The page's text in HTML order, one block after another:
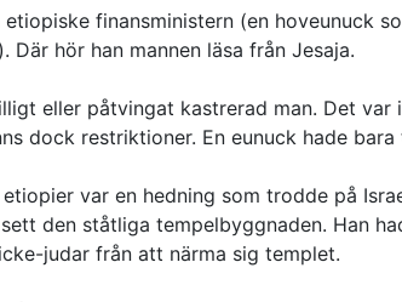
finansministern (en hoveunuck
Där hör han mannen läsa från Jesaja.
eller påtvingat kastrerad man. Det
dock restriktioner. En eunuck hade
var en hedning som trodde på
den ståtliga tempelbyggnaden. Han
judar från att närma sig templet.